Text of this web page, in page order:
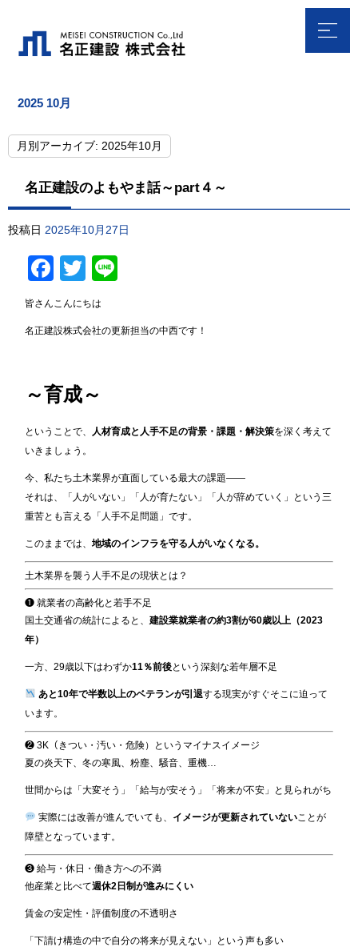
2025 10月
月別アーカイブ: 2025年10月
名正建設のよもやま話～part４～
投稿日 2025年10月27日
Facebook
Twitter
皆さんこんにちは
名正建設株式会社の更新担当の中西です！
～育成～
ということで、 人材育成と人手不足の背景・課題・解決策を深く考えて
いきましょう。
今、私たち土木業界が直面している最大の課題――
それは、「人がいない」「人が育たない」「人が辞めていく」という三
重苦とも言える「人手不足問題」です。
このままでは、地域のインフラを守る人がいなくなる。
土木業界を襲う人手不足の現状とは？
❶ 就業者の高齢化と若手不足
国土交通省の統計によると、建設業就業者の約3割が60歳以上（2023
年）
一方、29歳以下はわずか11％前後という深刻な若年層不足
あと10年で半数以上のベテランが引退する現実がすぐそこに迫って
います。
❷ 3K（きつい・汚い・危険）というマイナスイメージ
夏の炎天下、冬の寒風、粉塵、騒音、重機…
世間からは「大変そう」「給与が安そう」「将来が不安」と見られがち
実際には改善が進んでいても、 イメージが更新されていない ことが
障壁となっています。
❸ 給与・休日・働き方への不満
他産業と比べて週休2日制が進みにくい
賃金の安定性・評価制度の不透明さ
「下請け構造の中で自分の将来が見えない」という声も多い